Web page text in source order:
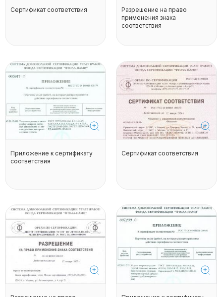
Сертификат соответствия
Разрешение на право
применения знака
соответствия
Приложение к сертификату
соответствия
Сертификат соответствия